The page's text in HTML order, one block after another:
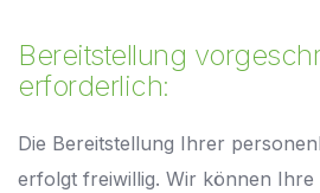
Bereitstellung
erforderlich:
Die Bereitstellung Ihrer
erfolgt freiwillig. Wir können